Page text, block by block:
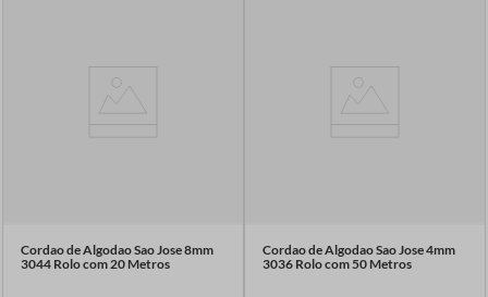
Cordao de Algodao Sao Jose 8mm
3044 Rolo com 20 Metros
Cordao de Algodao Sao Jose 4mm
3036 Rolo com 50 Metros